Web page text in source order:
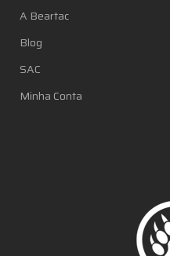
A Beartac
Blog
SAC
Minha Conta